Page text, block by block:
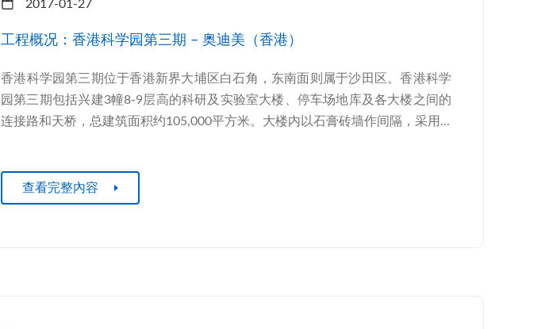
2017-01-27
工程概况：香港科学园第三期 – 奥迪美（香港）
香港科学园第三期位于香港新界大埔区白石角，东南面则属于沙田区。香港科学
园第三期包括兴建3幢8-9层高的科研及实验室大楼、停车场地库及各大楼之间的
连接路和天桥，总建筑面积约105,000平方米。大楼内以石膏砖墙作间隔，采用...
查看完整內容